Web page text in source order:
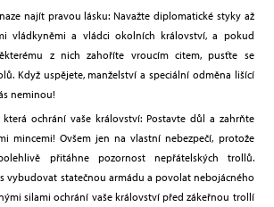
najít pravou lásku: Navažte diplomatické styky až
vládkyněmi a vládci okolních království, a pokud
z nich zahoříte vroucím citem, pusťte se
Když uspějete, manželství a speciální odměna lišící
neminou!
ochrání vaše království: Postavte důl a zahrňte
mincemi! Ovšem jen na vlastní nebezpečí, protože
přitáhne pozornost nepřátelských trollů.
vybudovat statečnou armádu a povolat nebojácného
silami ochrání vaše království před zákeřnou trollí